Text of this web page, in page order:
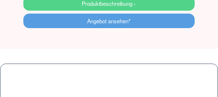
Produktbeschreibung ›
Angebot ansehen*